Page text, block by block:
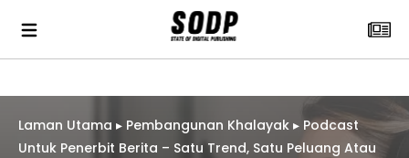
Laman Utama ▸ Pembangunan Khalayak ▸ Podcast
Untuk Penerbit Berita – Satu Trend, Satu Peluang Atau